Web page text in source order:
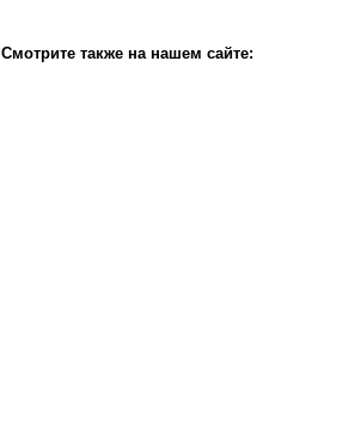
Смотрите также на нашем сайте: